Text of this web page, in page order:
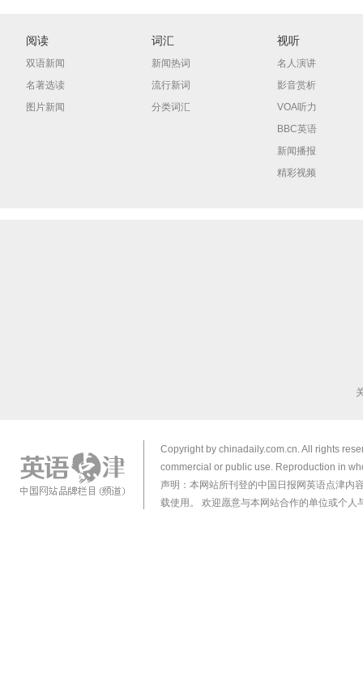
阅读
双语新闻
名著选读
图片新闻
词汇
新闻热词
流行新词
分类词汇
视听
名人演讲
影音赏析
VOA听力
BBC英语
新闻播报
精彩视频
Copyright by chinadaily.com.cn. All rights
commercial or public use. Reproduction in
声明：本网站所刊登的中国日报网英语点津内
载使用。 欢迎愿意与本网站合作的单位或个人